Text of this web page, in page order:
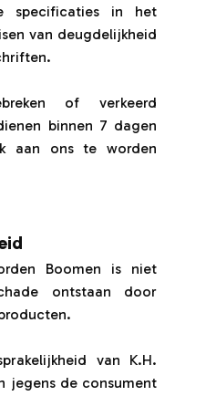
specificaties in het
van deugdelijkheid
of verkeerd
binnen 7 dagen
aan ons te worden
Boomen is niet
ontstaan door
van K.H.
jegens de consument